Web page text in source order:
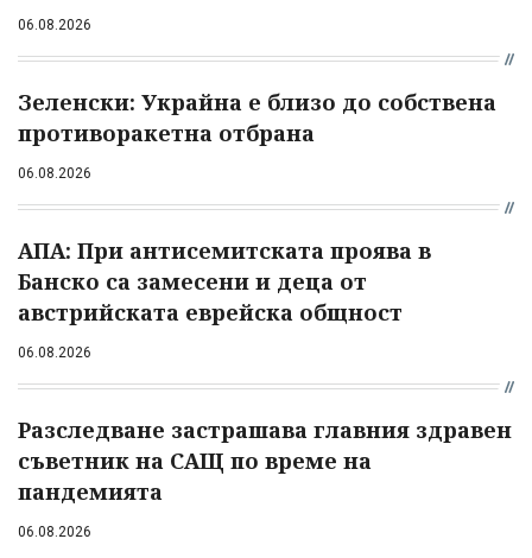
06.08.2026
Зеленски: Украйна е близо до собствена
противоракетна отбрана
06.08.2026
АПА: При антисемитската проява в
Банско са замесени и деца от
австрийската еврейска общност
06.08.2026
Разследване застрашава главния здравен
съветник на САЩ по време на
пандемията
06.08.2026